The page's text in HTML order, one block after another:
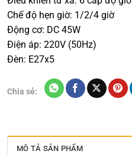
Chế độ hẹn giờ: 1/2/4 giờ
Động cơ: DC 45W
Điện áp: 220V (50Hz)
Đèn: E27x5
Chia sẻ:
MÔ TẢ SẢN PHẨM